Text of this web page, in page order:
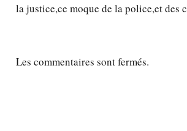
la justice,ce moque de la police,et des
Les commentaires sont fermés.